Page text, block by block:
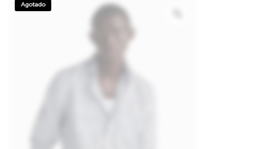
Agotado